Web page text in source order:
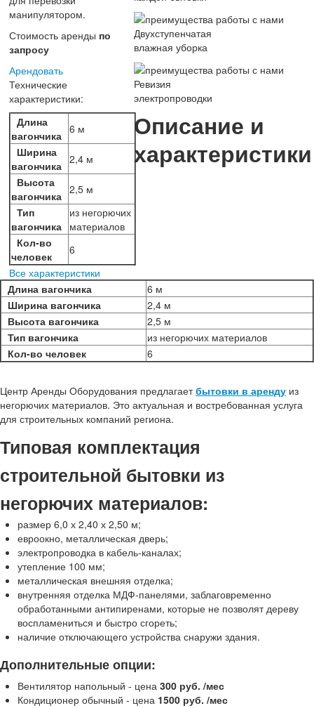
манипулятором.
Стоимость аренды по
запросу
Арендовать
Технические
характеристики:
Длина
вагончика 6 м
Ширина
вагончика 2,4 м
Высота
вагончика 2,5 м
Тип
вагончика
из негорючих
материалов
Кол-во
человек
6
Все характеристики
Двухступенчатая
влажная уборка
Ревизия
электропроводки
Описание и
характеристики
Длина вагончика
6 м
Ширина вагончика
2,4 м
Высота вагончика
2,5 м
Тип вагончика
из негорючих материалов
Кол-во человек
6
Центр Аренды Оборудования предлагаетбытовки в аренду из
негорючих материалов. Это актуальная и востребованная услуга
для строительных компаний региона.
Типовая комплектация
строительной бытовки из
негорючих материалов:
размер 6,0 х 2,40 х 2,50 м;
евроокно, металлическая дверь;
электропроводка в кабель-каналах;
утепление 100 мм;
металлическая внешняя отделка;
внутренняя отделка МДФ-панелями, заблаговременно
обработанными антипиренами, которые не позволят дереву
воспламениться и быстро сгореть;
наличие отключающего устройства снаружи здания.
Дополнительные опции:
Вентилятор напольный - цена 300 руб. /мес
Кондиционер обычный - цена 1500 руб. /мес